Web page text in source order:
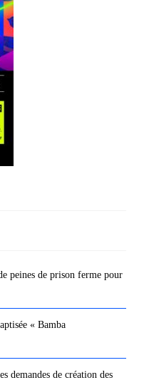
peines de prison ferme pour
« Bamba
demandes de création des